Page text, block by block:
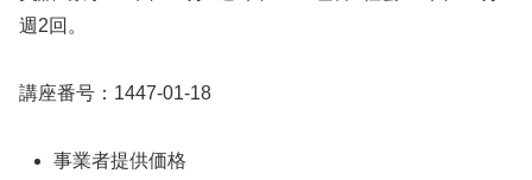
週2回。
講座番号：1447-01-18
事業者提供価格